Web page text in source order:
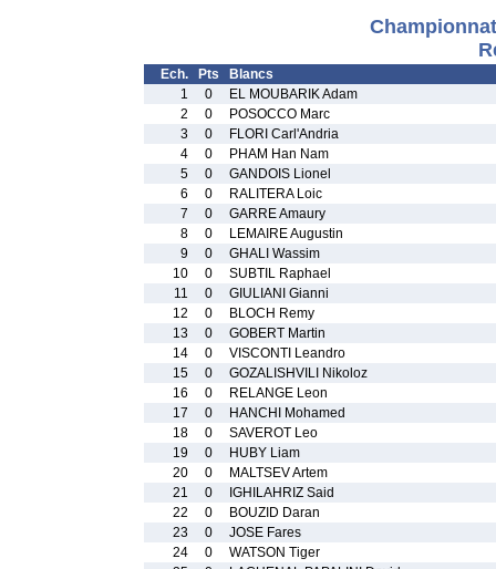
Ech. Pts
Blancs
1
0
EL MOUBARIK Adam
2
0
POSOCCO Marc
3
0
FLORI Carl'Andria
4
0
PHAM Han Nam
5
0
GANDOIS Lionel
6
0
RALITERA Loic
7
0
GARRE Amaury
8
0
LEMAIRE Augustin
9
0
GHALI Wassim
10
0
SUBTIL Raphael
11
0
GIULIANI Gianni
12
0
BLOCH Remy
13
0
GOBERT Martin
14
0
VISCONTI Leandro
15
0
GOZALISHVILI Nikoloz
16
0
RELANGE Leon
17
0
HANCHI Mohamed
18
0
SAVEROT Leo
19
0
HUBY Liam
20
0
MALTSEV Artem
21
0
IGHILAHRIZ Said
22
0
BOUZID Daran
23
0
JOSE Fares
24
0
WATSON Tiger